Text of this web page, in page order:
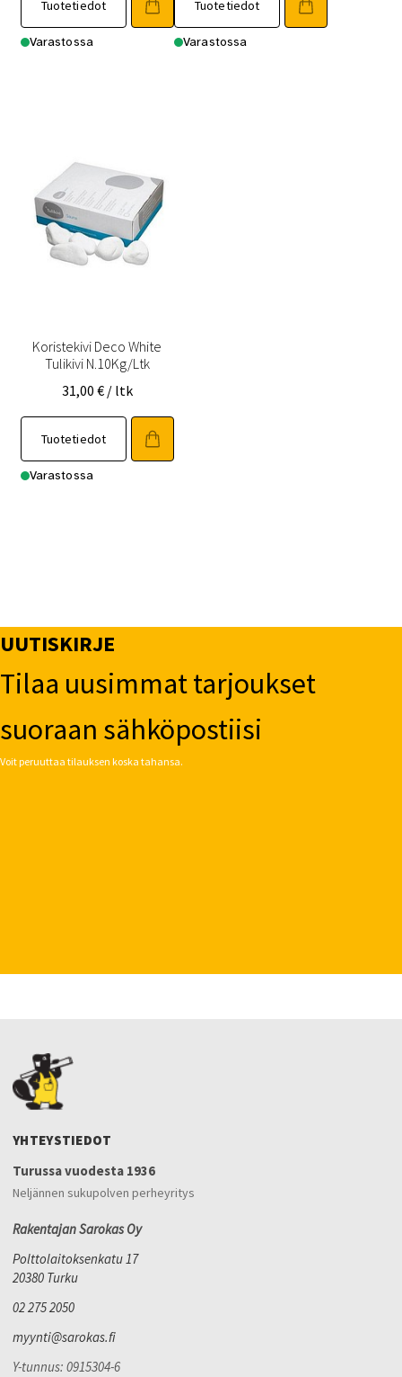
Tuotetiedot
Varastossa
Tuotetiedot
Varastossa
Koristekivi Deco White
Tulikivi N.10Kg/Ltk
31,00 € / ltk
Tuotetiedot
Varastossa
UUTISKIRJE
Tilaa uusimmat tarjoukset
suoraan sähköpostiisi
Voit peruuttaa tilauksen koska tahansa.
YHTEYSTIEDOT
Turussa vuodesta 1936
Neljännen sukupolven perheyritys
Rakentajan Sarokas Oy
Polttolaitoksenkatu 17
20380 Turku
02 275 2050
myynti@sarokas.fi
Y-tunnus: 0915304-6